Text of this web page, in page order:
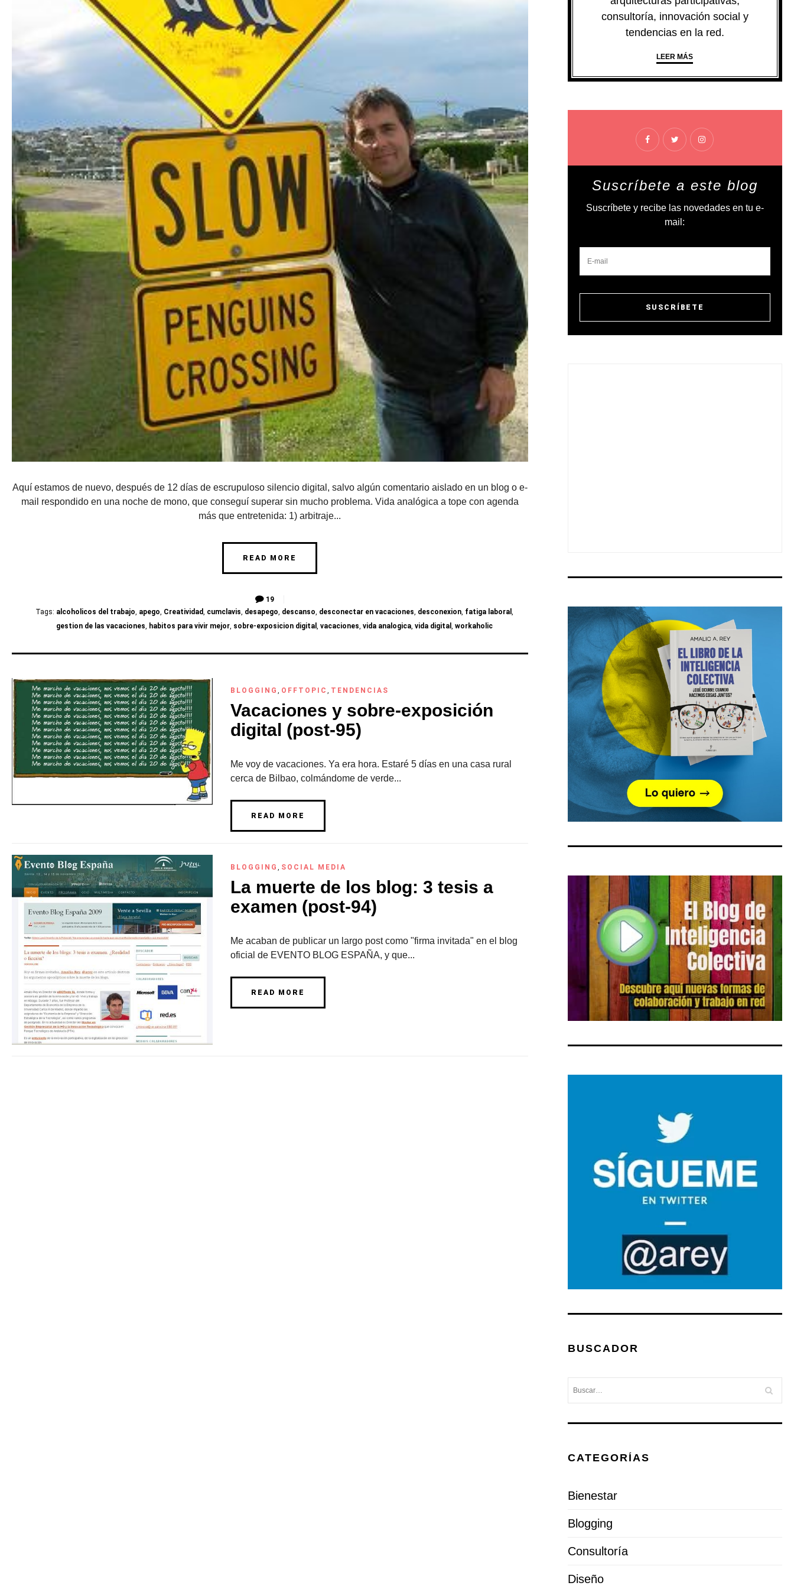
Aquí estamos de nuevo, después de 12 días de escrupuloso silencio digital, salvo algún comentario aislado en un blog o e-
mail respondido en una noche de mono, que conseguí superar sin mucho problema. Vida analógica a tope con agenda
más que entretenida: 1) arbitraje...
READ MORE
19
Tags: alcoholicos del trabajo, apego, Creatividad, cumclavis, desapego, descanso, desconectar en vacaciones, desconexion, fatiga laboral ,
gestion de las vacaciones, habitos para vivir mejor, sobre-exposicion digital , vacaciones, vida analogica, vida digital , workaholic
BLOGGING , OFFTOPIC , TENDENCIAS
Vacaciones y sobre-exposición
digital (post-95)
Me voy de vacaciones. Ya era hora. Estaré 5 días en una casa rural
cerca de Bilbao, colmándome de verde...
READ MORE
BLOGGING , SOCIAL MEDIA
La muerte de los blog: 3 tesis a
examen (post-94)
Me acaban de publicar un largo post como "firma invitada" en el blog
oficial de EVENTO BLOG ESPAÑA, y que...
READ MORE
consultoría, innovación social y
tendencias en la red.
LEER MÁS
Suscríbete a este blog
Suscríbete y recibe las novedades en tu e-
mail:
BUSCADOR
CATEGORÍAS
Bienestar
Blogging
Consultoría
Diseño